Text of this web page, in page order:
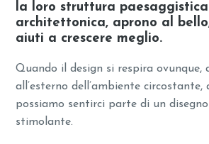
la loro struttura
architettonica, aprono al
aiuti a crescere meglio.
Quando il design si respira ovunque,
all’esterno dell’ambiente circostante,
possiamo sentirci parte di un
stimolante.